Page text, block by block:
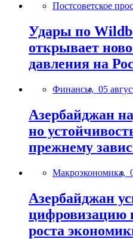
Постсоветское
Удары по
открывает
давления на
Финансы, 05
Азербайджан
но
прежнему
Макроэкономика,
Азербайджан
цифровизацию
роста